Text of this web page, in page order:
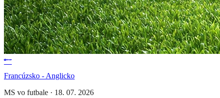
Francúzsko - Anglicko
MS vo futbale · 18. 07. 2026